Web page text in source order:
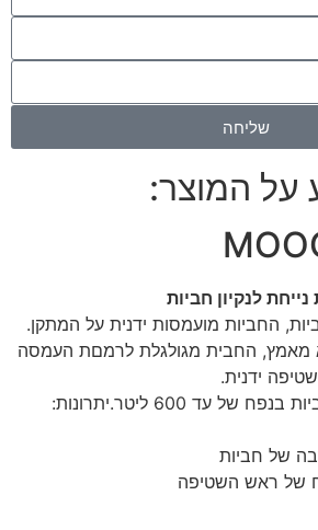
על המוצר:
החביות מועמסות ידנית על המתקן.
מאמץ, החבית מגולגלת לרמםת העמסה
ידנית.
של עד 600 ליטר.
יתרונות:
של חביות
של ראש השטיפה
שליחה